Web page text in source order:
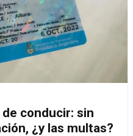
conducir: sin
¿y las multas?